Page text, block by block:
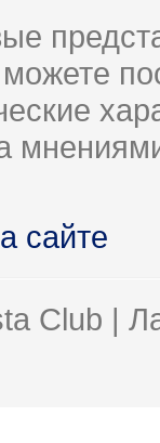
сайте
Club |